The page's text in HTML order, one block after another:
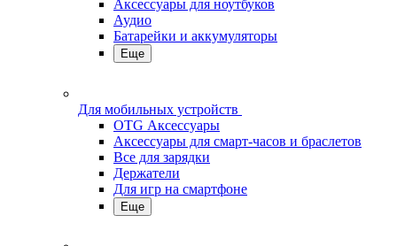
Аксессуары для ноутбуков
Аудио
Батарейки и аккумуляторы
Еще
Для мобильных устройств
OTG Аксессуары
Аксессуары для смарт-часов и браслетов
Все для зарядки
Держатели
Для игр на смартфоне
Еще